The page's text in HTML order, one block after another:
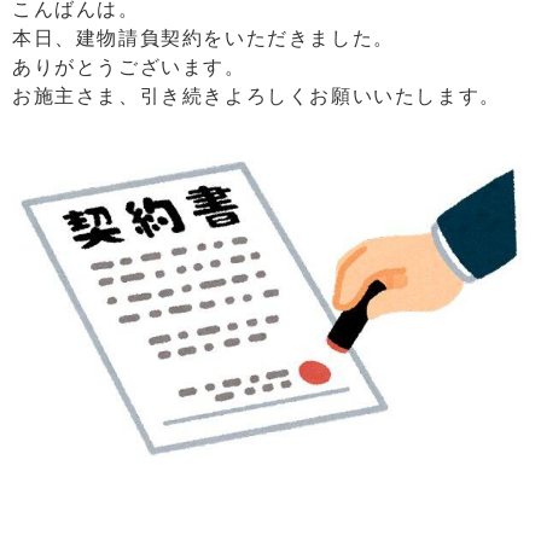
こんばんは。
本日、建物請負契約をいただきました。
ありがとうございます。
お施主さま、引き続きよろしくお願いいたします。